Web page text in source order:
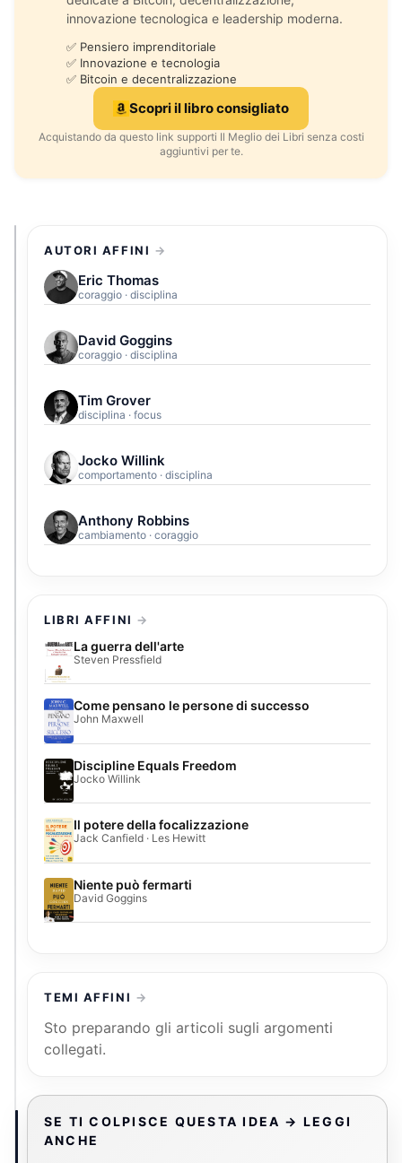
innovazione tecnologica e leadership moderna.
✅ Pensiero imprenditoriale
✅ Innovazione e tecnologia
✅ Bitcoin e decentralizzazione
Scopri il libro consigliato
Acquistando da questo link supporti Il Meglio dei Libri senza costi
aggiuntivi per te.
AUTORI AFFINI
Eric Thomas
coraggio · disciplina
David Goggins
coraggio · disciplina
Tim Grover
disciplina · focus
Jocko Willink
comportamento · disciplina
Anthony Robbins
cambiamento · coraggio
LIBRI AFFINI
La guerra dell'arte
Steven Pressfield
Come pensano le persone di successo
John Maxwell
Discipline Equals Freedom
Jocko Willink
Il potere della focalizzazione
Jack Canfield · Les Hewitt
Niente può fermarti
David Goggins
TEMI AFFINI
Sto preparando gli articoli sugli argomenti
collegati.
SE TI COLPISCE QUESTA IDEA → LEGGI
ANCHE